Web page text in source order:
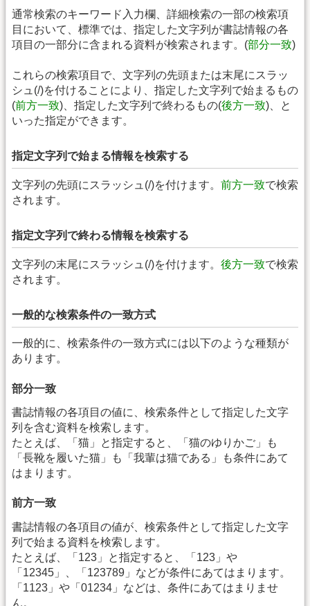
通常検索のキーワード入力欄、詳細検索の一部の検索項
目において、標準では、指定した文字列が書誌情報の各
項目の一部分に含まれる資料が検索されます。(部分一致)
これらの検索項目で、文字列の先頭または末尾にスラッ
シュ(/)を付けることにより、指定した文字列で始まるもの
(前方一致)、指定した文字列で終わるもの(後方一致)、と
いった指定ができます。
指定文字列で始まる情報を検索する
文字列の先頭にスラッシュ(/)を付けます。 前方一致で検索
されます。
指定文字列で終わる情報を検索する
文字列の末尾にスラッシュ(/)を付けます。 後方一致で検索
されます。
一般的な検索条件の一致方式
一般的に、検索条件の一致方式には以下のような種類が
あります。
部分一致
書誌情報の各項目の値に、検索条件として指定した文字
列を含む資料を検索します。
たとえば、「猫」と指定すると、「猫のゆりかご」も
「長靴を履いた猫」も「我輩は猫である」も条件にあて
はまります。
前方一致
書誌情報の各項目の値が、検索条件として指定した文字
列で始まる資料を検索します。
たとえば、「123」と指定すると、「123」や
「12345」、「123789」などが条件にあてはまります。
「1123」や「01234」などは、条件にあてはまりませ
ん。